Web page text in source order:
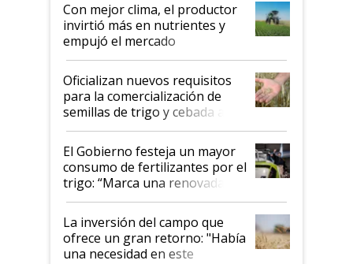
Con mejor clima, el productor
invirtió más en nutrientes y
empujó el mercado
Oficializan nuevos requisitos
para la comercialización de
semillas de trigo y cebada a
granel
El Gobierno festeja un mayor
consumo de fertilizantes por el
trigo: “Marca una renovada
confianza de los productores”
La inversión del campo que
ofrece un gran retorno: "Había
una necesidad en este